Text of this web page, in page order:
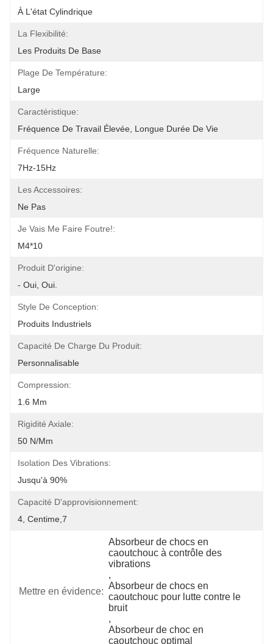
À L'état Cylindrique
La Flexibilité:
Les Produits De Base
Plage De Température:
Large
Caractéristique:
Fréquence De Travail Élevée, Longue Durée De Vie
Fréquence Naturelle:
7Hz-15Hz
Les Accessoires:
Ne Pas
Je Vais Me Faire Foutre!:
M4*10
Produit D'origine:
- Oui, Oui.
Style De Conception:
Produits Industriels
Capacité De Charge Du Produit:
Personnalisable
Compression:
1.6 Mm
Rigidité Axiale:
50 N/mm
Isolation Des Vibrations:
Jusqu'à 90%
Capacité D'approvisionnement:
4, Centime,7
Mettre en évidence:
Absorbeur de chocs en
caoutchouc à contrôle des
vibrations
,
Absorbeur de chocs en
caoutchouc pour lutte contre le
bruit
,
Absorbeur de choc en
caoutchouc optimal